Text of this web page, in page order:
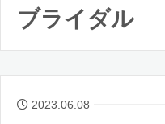
ブライダル
2023.06.08